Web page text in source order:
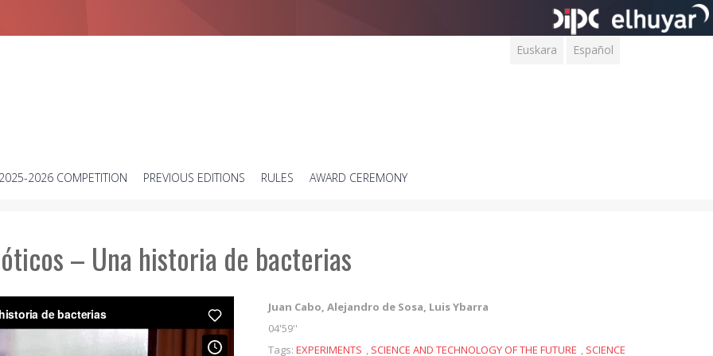
Euskara Español
2025-2026 COMPETITION PREVIOUS EDITIONS RULES AWARD CEREMONY
– Una historia de bacterias
Juan Cabo, Alejandro de Sosa, Luis Ybarra
04'59''
Tags: EXPERIMENTS , SCIENCE AND TECHNOLOGY OF THE FUTURE , SCIENCE